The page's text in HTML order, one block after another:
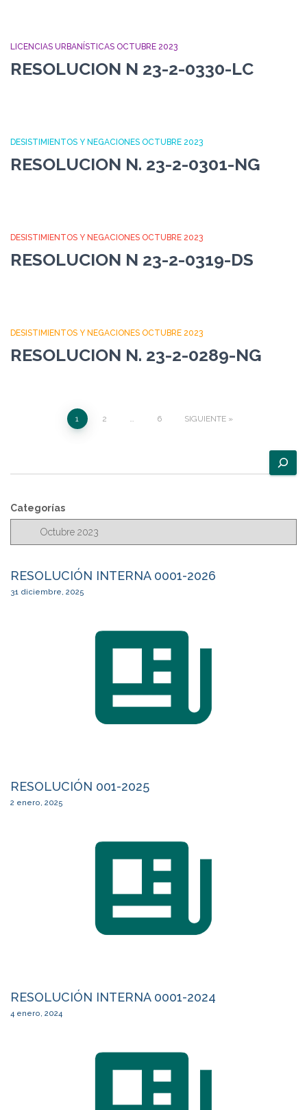
LICENCIAS URBANÍSTICAS OCTUBRE 2023
RESOLUCION N 23-2-0330-LC
DESISTIMIENTOS Y NEGACIONES OCTUBRE 2023
RESOLUCION N. 23-2-0301-NG
DESISTIMIENTOS Y NEGACIONES OCTUBRE 2023
RESOLUCION N 23-2-0319-DS
DESISTIMIENTOS Y NEGACIONES OCTUBRE 2023
RESOLUCION N. 23-2-0289-NG
Paginación
1 2 … 6 SIGUIENTE
u
c
a
Categorías
RESOLUCIÓN INTERNA 0001-2026
31 diciembre, 2025
RESOLUCIÓN 001-2025
2 enero, 2025
RESOLUCIÓN INTERNA 0001-2024
4 enero, 2024